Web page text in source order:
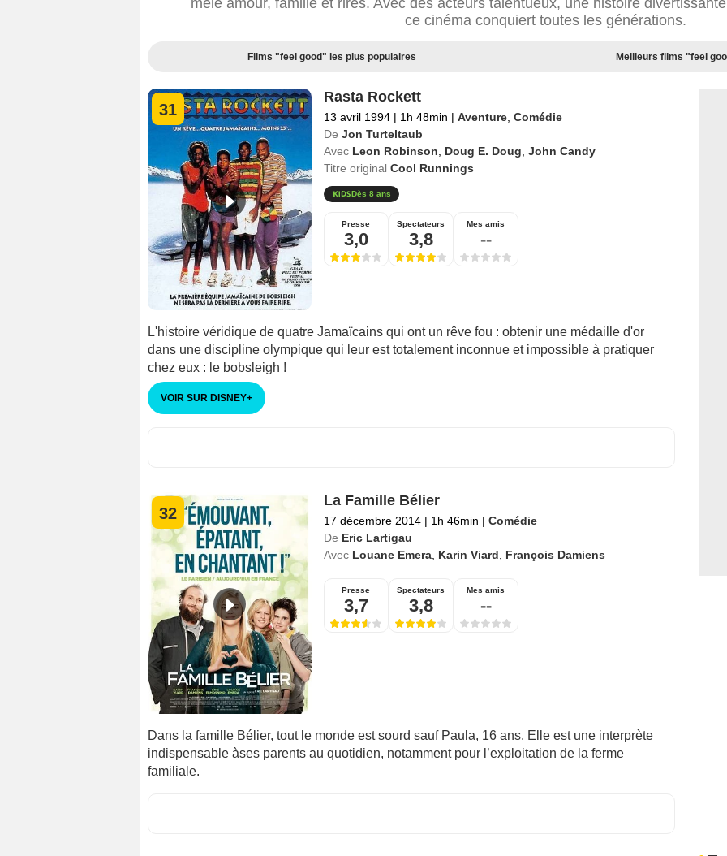
mêle amour, famille et rires. Avec des acteurs talentueux, une histoire
ce cinéma conquiert toutes les générations.
Films "feel good" les plus populaires Meilleurs films "feel
31
Rasta Rockett
13 avril 1994 | 1h 48min | Aventure, Comédie
De Jon Turteltaub
Avec Leon Robinson Doug E. Doug John Candy
Titre original Cool Runnings
Dès 8 ans
Presse
3,0
Spectateurs
3,8
Mes amis
--
L'histoire véridique de quatre Jamaïcains qui ont un rêve fou : obtenir une médaille d'or
dans une discipline olympique qui leur est totalement inconnue et impossible à pratiquer
chez eux : le bobsleigh !
VOIR SUR DISNEY+
32
La Famille Bélier
17 décembre 2014 | 1h 46min | Comédie
De Eric Lartigau
Avec Louane Emera, Karin Viard François Damiens
Presse
3,7
Spectateurs
3,8
Mes amis
--
Dans la famille Bélier, tout le monde est sourd sauf Paula, 16 ans. Elle est une interprète
indispensable àses parents au quotidien, notamment pour l’exploitation de la ferme
familiale.